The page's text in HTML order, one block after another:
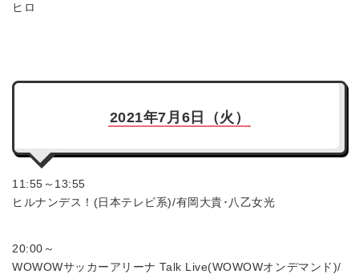
ヒロ
2021年7月6日（火）
11:55～13:55
ヒルナンデス！(日本テレビ系)/有岡大貴･八乙女光
20:00～
WOWOWサッカーアリーナ Talk Live(WOWOWオンデマンド)/